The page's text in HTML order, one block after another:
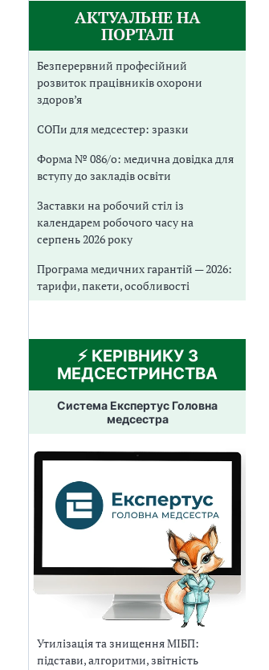
АКТУАЛЬНЕ НА
ПОРТАЛІ
Безперервний професійний
розвиток працівників охорони
здоров’я
СОПи для медсестер: зразки
Форма № 086/о: медична довідка для
вступу до закладів освіти
Заставки на робочий стіл із
календарем робочого часу на
серпень 2026 року
Програма медичних гарантій — 2026:
тарифи, пакети, особливості
⚡️ КЕРІВНИКУ З
МЕДСЕСТРИНСТВА
Система Експертус Головна
медсестра
Утилізація та знищення МІБП:
підстави, алгоритми, звітність